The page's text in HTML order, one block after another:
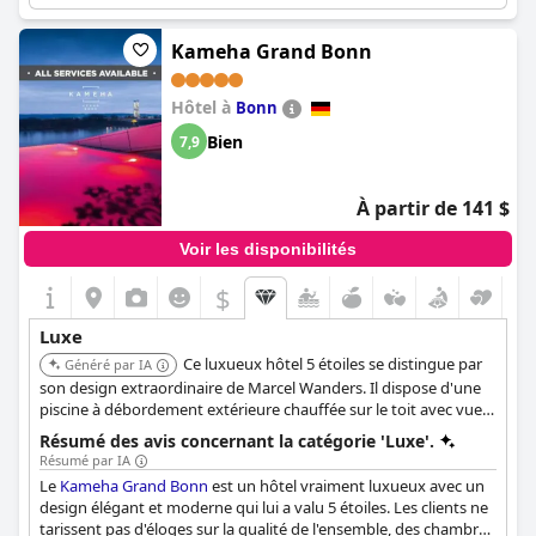
vues imprenables sur la piscine ont également été soulignés.
Bien que certains clients aient fait part de leur déception quant
aux normes de propreté et aux taches dans leur chambre,
beaucoup louent l'espace des chambres avec des lits
confortables et un excellent espace bien-être. Dans l'ensemble,
leSheraton Carlton Nuernberg
pour un séjour luxueux.
Kameha Grand Bonn
Hôtel à Bonn
7,9 Bien
À partir de 141 $
Voir les disponibilités
$
Luxe
Généré par IA
Ce luxueux hôtel 5 étoiles se distingue par
son design extraordinaire de Marcel Wanders. Il dispose d'une
piscine à débordement extérieure chauffée sur le toit avec vue
sur le Rhin, d'un restaurant japonais gastronomique étoilé au
Michelin, Yunico, et d'un élégant spa avec saunas et bain de
vapeur.
Résumé des avis concernant la catégorie 'Luxe'.
Résumé par IA
Le Kameha Grand Bonn est un hôtel vraiment luxueux avec un
design élégant et moderne qui lui a valu 5 étoiles. Les clients ne
tarissent pas d'éloges sur la qualité de l'ensemble, des chambres